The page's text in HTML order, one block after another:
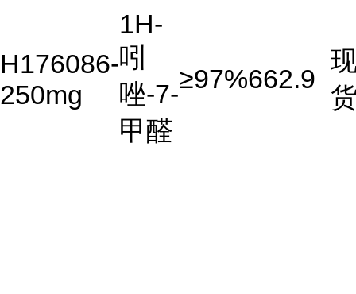
H176086-
250mg
1H-
吲
唑-7-
甲醛
≥97%662.9